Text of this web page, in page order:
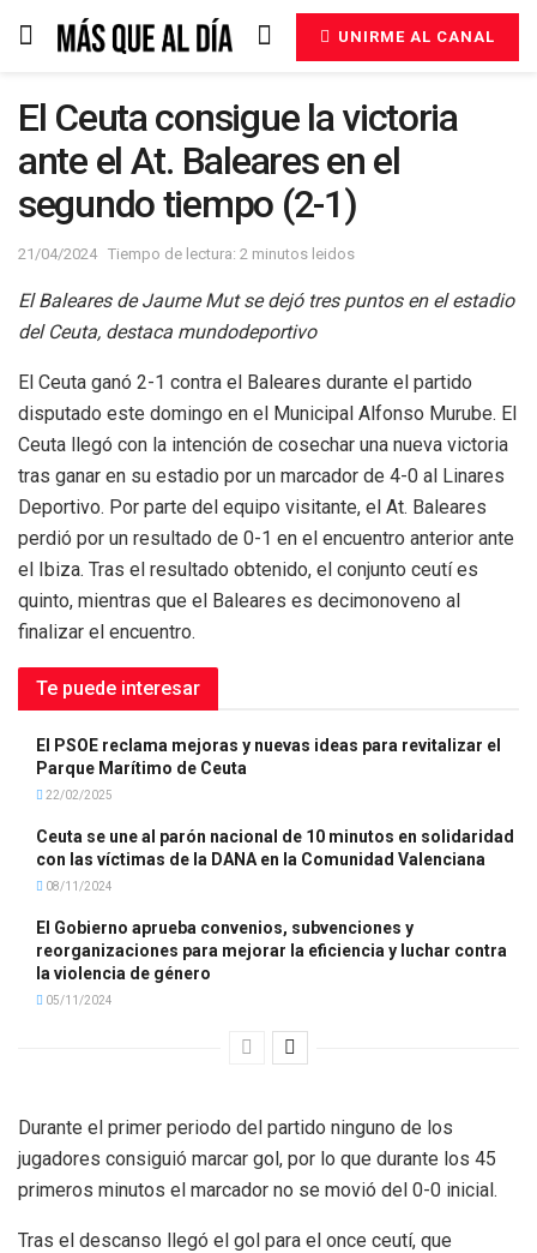
UNIRME AL CANAL
El Ceuta consigue la victoria
ante el At. Baleares en el
segundo tiempo (2-1)
21/04/2024 Tiempo de lectura: 2 minutos leidos
El Baleares de Jaume Mut se dejó tres puntos en el estadio
del Ceuta, destaca mundodeportivo
El Ceuta ganó 2-1 contra el Baleares durante el partido
disputado este domingo en el Municipal Alfonso Murube. El
Ceuta llegó con la intención de cosechar una nueva victoria
tras ganar en su estadio por un marcador de 4-0 al Linares
Deportivo. Por parte del equipo visitante, el At. Baleares
perdió por un resultado de 0-1 en el encuentro anterior ante
el Ibiza. Tras el resultado obtenido, el conjunto ceutí es
quinto, mientras que el Baleares es decimonoveno al
finalizar el encuentro.
Te puede interesar
El PSOE reclama mejoras y nuevas ideas para revitalizar el
Parque Marítimo de Ceuta
22/02/2025
Ceuta se une al parón nacional de 10 minutos en solidaridad
con las víctimas de la DANA en la Comunidad Valenciana
08/11/2024
El Gobierno aprueba convenios, subvenciones y
reorganizaciones para mejorar la eficiencia y luchar contra
la violencia de género
05/11/2024
Durante el primer periodo del partido ninguno de los
jugadores consiguió marcar gol, por lo que durante los 45
primeros minutos el marcador no se movió del 0-0 inicial.
Tras el descanso llegó el gol para el once ceutí, que